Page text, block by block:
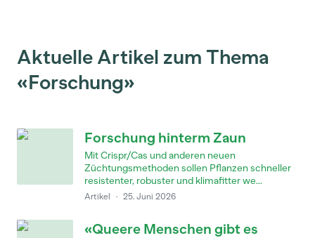
Aktuelle Artikel zum Thema
«Forschung»
Forschung hinterm Zaun
Mit Crispr/Cas und anderen neuen
Züchtungsmethoden sollen Pflanzen schneller
resistenter, robuster und klimafitter we...
Artikel · 25. Juni 2026
«Queere Menschen gibt es